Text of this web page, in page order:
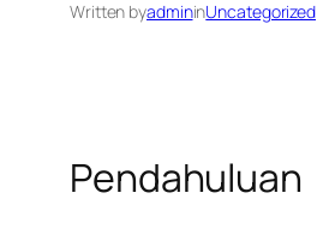
Written byadmininUncategorized
Pendahuluan